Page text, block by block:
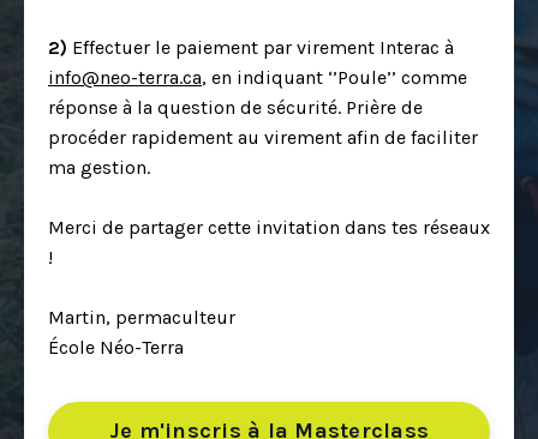
2) Effectuer le paiement par virement Interac à
info@neo-terra.ca, en indiquant ‘’Poule’’ comme
réponse à la question de sécurité. Prière de
procéder rapidement au virement afin de faciliter
ma gestion.
Merci de partager cette invitation dans tes réseaux
!
Martin, permaculteur
École Néo-Terra
Je m'inscris à la Masterclass